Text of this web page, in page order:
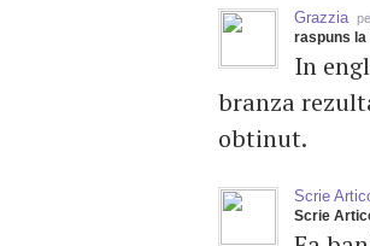
Grazzia
raspuns
In
branza
obtinut.
Scrie
Scrie